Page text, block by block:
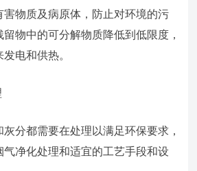
害物质及病原体，防止对环境的污
物中的可分解物质降低到低限度，
电和供热。
分都需要在处理以满足环保要求，
净化处理和适宜的工艺手段和设